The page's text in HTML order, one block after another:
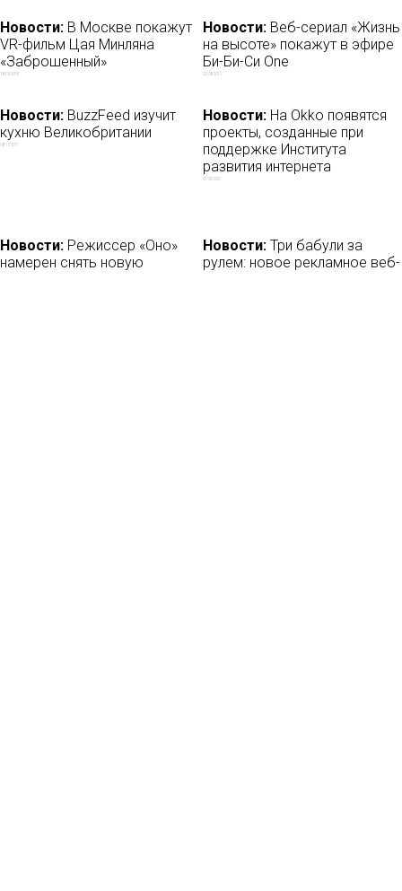
Новости: В Москве покажут
VR-фильм Цая Минляна
«Заброшенный»
18/09/2018
Новости: Веб-сериал «Жизнь
на высоте» покажут в эфире
Би-Би-Си One
22/08/2019
Новости: BuzzFeed изучит
кухню Великобритании
08/11/2017
Новости: На Оkkо появятся
проекты, созданные при
поддержке Института
развития интернета
07/06/2021
Новости: Режиссер «Оно»
намерен снять новую
Новости: Три бабули за
рулем: новое рекламное веб-